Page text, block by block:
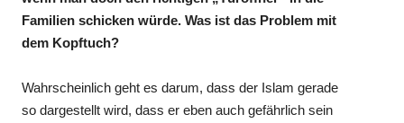
Familien schicken würde. Was ist das Problem mit
dem Kopftuch?
Wahrscheinlich geht es darum, dass der Islam gerade
so dargestellt wird, dass er eben auch gefährlich sein